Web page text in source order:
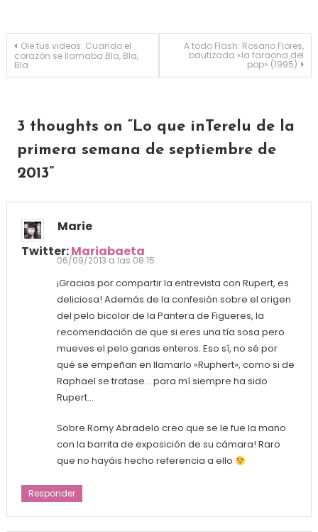
Navegación de entradas
Ole tus videos: Cuando el
corazón se llamaba Bla, Bla,
Bla
A todo Flash: Rosario Flores,
bautizada «la faraona del
pop» (1995)
3 thoughts on “Lo que inTerelu de la
primera semana de septiembre de
2013”
Marie
Twitter:Mariabaeta
06/09/2013 a las 08:15
¡Gracias por compartir la entrevista con Rupert, es
deliciosa! Además de la confesión sobre el origen
del pelo bicolor de la Pantera de Figueres, la
recomendación de que si eres una tía sosa pero
mueves el pelo ganas enteros. Eso sí, no sé por
qué se empeñan en llamarlo «Ruphert», como si de
Raphael se tratase… para mí siempre ha sido
Rupert…
Sobre Romy Abradelo creo que se le fue la mano
con la barrita de exposición de su cámara! Raro
que no hayáis hecho referencia a ello
Responder